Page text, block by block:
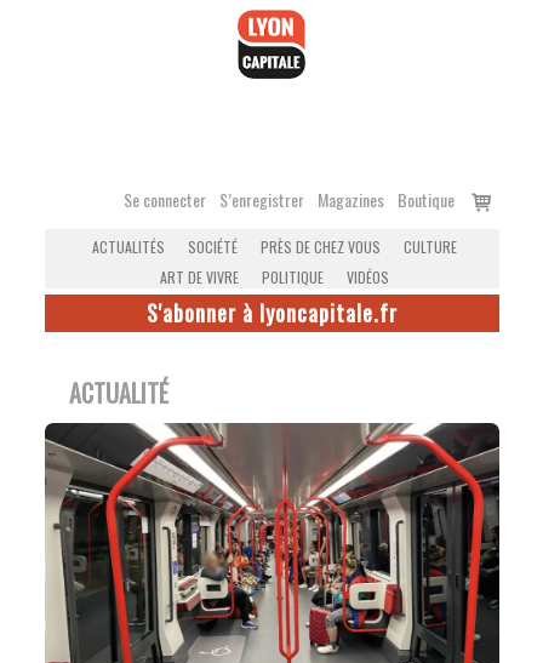
Se connecter S’enregistrer Magazines Boutique
Voir
ACTUALITÉS SOCIÉTÉ PRÈS DE CHEZ VOUS
CULTURE
ART DE VIVRE
POLITIQUE VIDÉOS
S'abonner à lyoncapitale.fr
ACTUALITÉ